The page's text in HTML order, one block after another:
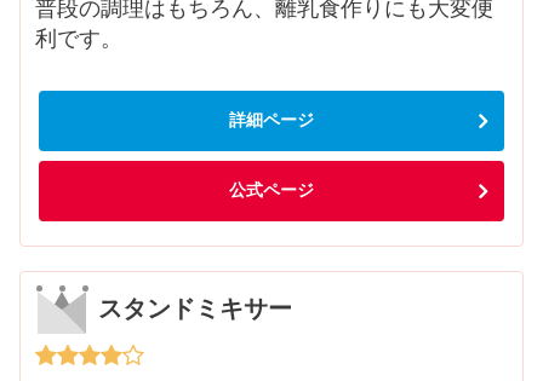
普段の調理はもちろん、離乳食作りにも大変便
利です。
詳細ページ
公式ページ
スタンドミキサー